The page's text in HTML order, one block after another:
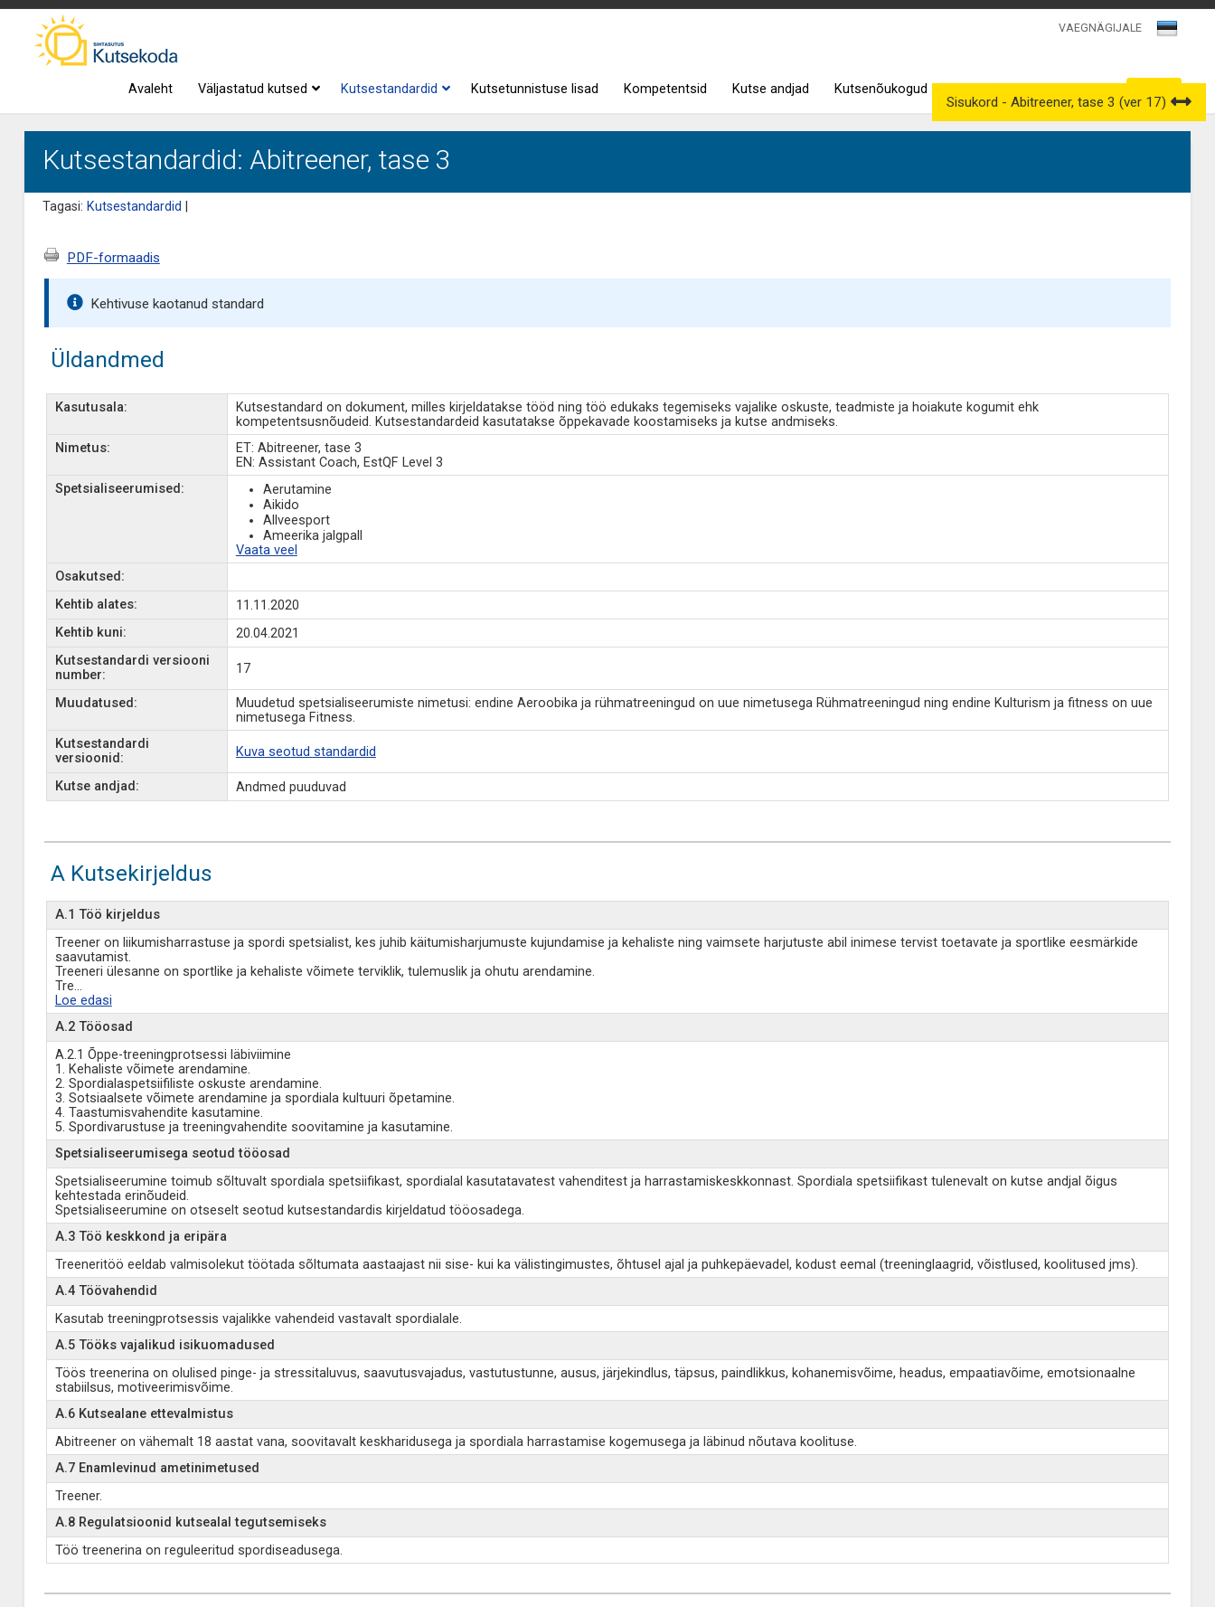
VAEGNÄGIJALE
Avaleht Väljastatud kutsed Kutsestandardid Kutsetunnistuse lisad Kompetentsid Kutse andjad Kutsenõukogud
Kutsestandardid: Abitreener, tase 3
Tagasi: Kutsestandardid
Sisukord - Abitreener, tase 3 (ver 17)
PDF-formaadis
Kehtivuse kaotanud standard
Üldandmed
Kasutusala:
Kutsestandard on dokument, milles kirjeldatakse tööd ning töö edukaks tegemiseks vajalike oskuste, teadmiste ja hoiakute kogumit ehk
kompetentsusnõudeid. Kutsestandardeid kasutatakse õppekavade koostamiseks ja kutse andmiseks.
Nimetus:
ET: Abitreener, tase 3
EN: Assistant Coach, EstQF Level 3
Spetsialiseerumised:
Aerutamine
Aikido
Allveesport
Ameerika jalgpall
Vaata veel
Osakutsed:
Kehtib alates:
11.11.2020
Kehtib kuni:
20.04.2021
Kutsestandardi versiooni
number:
17
Muudatused:
Muudetud spetsialiseerumiste nimetusi: endine Aeroobika ja rühmatreeningud on uue nimetusega Rühmatreeningud ning endine Kulturism ja fitness on uue
nimetusega Fitness.
Kutsestandardi
versioonid:
Kuva seotud standardid
Kutse andjad: Andmed puuduvad
A Kutsekirjeldus
A.1 Töö kirjeldus
Treener on liikumisharrastuse ja spordi spetsialist, kes juhib käitumisharjumuste kujundamise ja kehaliste ning vaimsete harjutuste abil inimese tervist toetavate ja sportlike eesmärkide
saavutamist.
Treeneri ülesanne on sportlike ja kehaliste võimete terviklik, tulemuslik ja ohutu arendamine.
Tre...
Loe edasi
A.2 Tööosad
A.2.1 Õppe-treeningprotsessi läbiviimine
1. Kehaliste võimete arendamine.
2. Spordialaspetsiifiliste oskuste arendamine.
3. Sotsiaalsete võimete arendamine ja spordiala kultuuri õpetamine.
4. Taastumisvahendite kasutamine.
5. Spordivarustuse ja treeningvahendite soovitamine ja kasutamine.
Spetsialiseerumisega seotud tööosad
Spetsialiseerumine toimub sõltuvalt spordiala spetsiifikast, spordialal kasutatavatest vahenditest ja harrastamiskeskkonnast. Spordiala spetsiifikast tulenevalt on kutse andjal õigus
kehtestada erinõudeid.
Spetsialiseerumine on otseselt seotud kutsestandardis kirjeldatud tööosadega.
A.3 Töö keskkond ja eripära
Treeneritöö eeldab valmisolekut töötada sõltumata aastaajast nii sise- kui ka välistingimustes, õhtusel ajal ja puhkepäevadel, kodust eemal (treeninglaagrid, võistlused, koolitused jms).
A.4 Töövahendid
Kasutab treeningprotsessis vajalikke vahendeid vastavalt spordialale.
A.5 Tööks vajalikud isikuomadused
Töös treenerina on olulised pinge- ja stressitaluvus, saavutusvajadus, vastutustunne, ausus, järjekindlus, täpsus, paindlikkus, kohanemisvõime, headus, empaatiavõime, emotsionaalne
stabiilsus, motiveerimisvõime.
A.6 Kutsealane ettevalmistus
Abitreener on vähemalt 18 aastat vana, soovitavalt keskharidusega ja spordiala harrastamise kogemusega ja läbinud nõutava koolituse.
A.7 Enamlevinud ametinimetused
Treener.
A.8 Regulatsioonid kutsealal tegutsemiseks
Töö treenerina on reguleeritud spordiseadusega.